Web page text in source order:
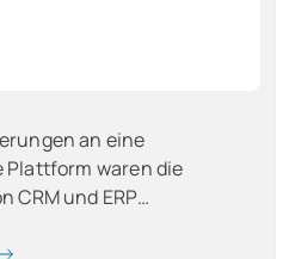
an eine
waren die
CRM und ERP